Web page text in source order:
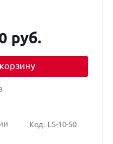
руб.
Код: LS-10-50